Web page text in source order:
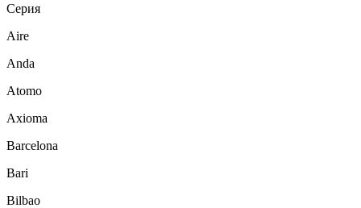
Серия
Aire
Anda
Atomo
Axioma
Barcelona
Bari
Bilbao